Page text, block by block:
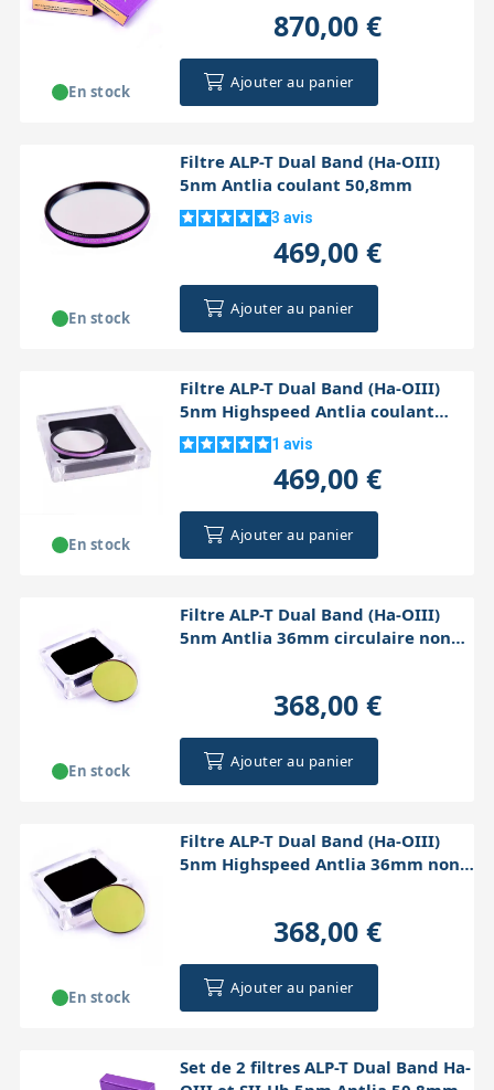
870,00 €
Ajouter au panier
En stock
Filtre ALP-T Dual Band (Ha-OIII)
5nm Antlia coulant 50,8mm
3 avis
469,00 €
Ajouter au panier
En stock
Filtre ALP-T Dual Band (Ha-OIII)
5nm Highspeed Antlia coulant
50,8mm
1 avis
469,00 €
Ajouter au panier
En stock
Filtre ALP-T Dual Band (Ha-OIII)
5nm Antlia 36mm circulaire non
368,00 €
Ajouter au panier
En stock
Filtre ALP-T Dual Band (Ha-OIII)
5nm Highspeed Antlia 36mm non
368,00 €
Ajouter au panier
En stock
Set de 2 filtres ALP-T Dual Band Ha-